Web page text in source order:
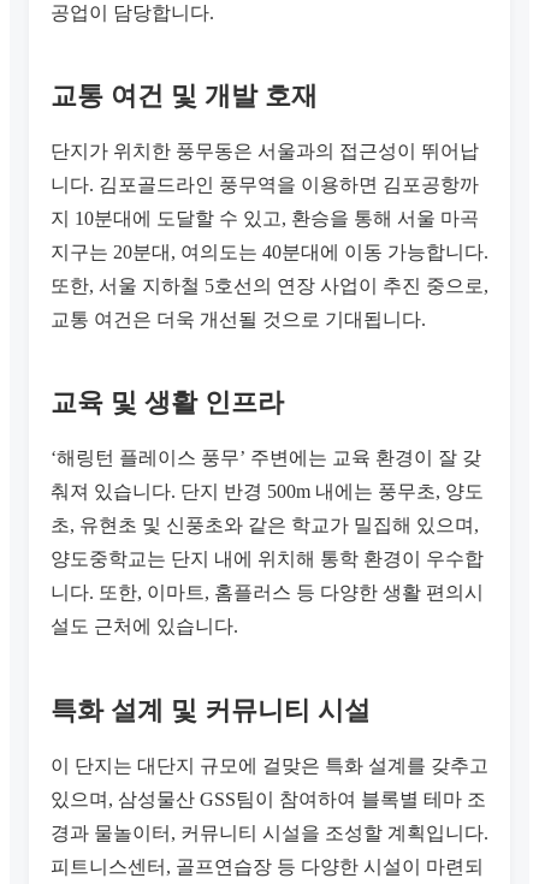
공업이 담당합니다.
교통 여건 및 개발 호재
단지가 위치한 풍무동은 서울과의 접근성이 뛰어납
니다. 김포골드라인 풍무역을 이용하면 김포공항까
지 10분대에 도달할 수 있고, 환승을 통해 서울 마곡
지구는 20분대, 여의도는 40분대에 이동 가능합니다.
또한, 서울 지하철 5호선의 연장 사업이 추진 중으로,
교통 여건은 더욱 개선될 것으로 기대됩니다.
교육 및 생활 인프라
‘해링턴 플레이스 풍무’ 주변에는 교육 환경이 잘 갖
춰져 있습니다. 단지 반경 500m 내에는 풍무초, 양도
초, 유현초 및 신풍초와 같은 학교가 밀집해 있으며,
양도중학교는 단지 내에 위치해 통학 환경이 우수합
니다. 또한, 이마트, 홈플러스 등 다양한 생활 편의시
설도 근처에 있습니다.
특화 설계 및 커뮤니티 시설
이 단지는 대단지 규모에 걸맞은 특화 설계를 갖추고
있으며, 삼성물산 GSS팀이 참여하여 블록별 테마 조
경과 물놀이터, 커뮤니티 시설을 조성할 계획입니다.
피트니스센터, 골프연습장 등 다양한 시설이 마련되